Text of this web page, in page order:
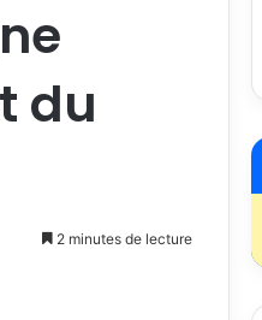
du
2 minutes de lecture